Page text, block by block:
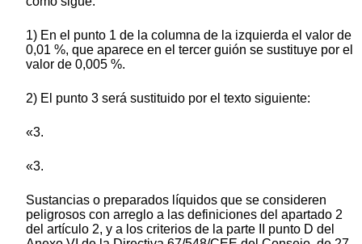
1) En el punto 1 de la columna de la izquierda el valor de
0,01 %, que aparece en el tercer guión se sustituye por el
valor de 0,005 %.
2) El punto 3 será sustituido por el texto siguiente:
«3.
«3.
Sustancias o preparados líquidos que se consideren
peligrosos con arreglo a las definiciones del apartado 2
del artículo 2, y a los criterios de la parte II punto D del